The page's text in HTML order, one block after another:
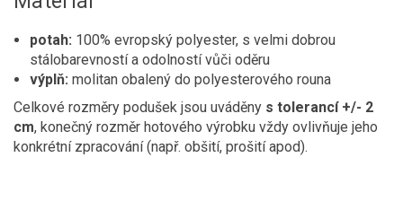
potah: 100% evropský polyester, s velmi dobrou
stálobarevností a odolností vůči oděru
výplň: molitan obalený do polyesterového rouna
Celkové rozměry podušek jsou uváděny s tolerancí +/- 2
cm, konečný rozměr hotového výrobku vždy ovlivňuje jeho
konkrétní zpracování (např. obšití, prošití apod).